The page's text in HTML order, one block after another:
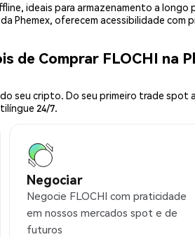
ideais para armazenamento a
Phemex, oferecem acessibilidade
de Comprar FLOCHI na
do seu cripto. Do seu primeiro trade
24/7.
Negociar
Negocie FLOCHI com praticidade
em nossos mercados spot e de
futuros